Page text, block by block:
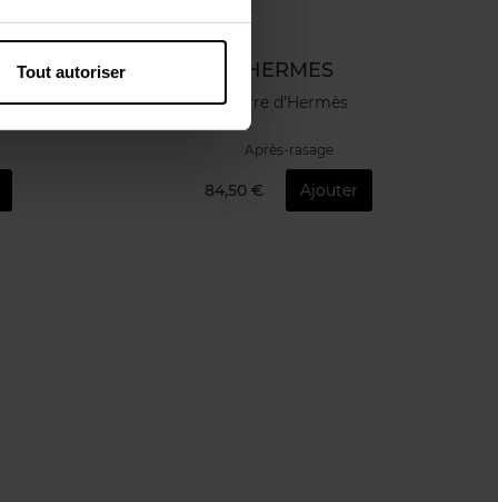
Tout autoriser HERMES
Terre d'Hermès
Après-rasage
84,50 € Ajouter